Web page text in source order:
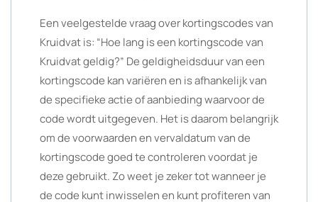
Een veelgestelde vraag over kortingscodes van
Kruidvat is: “Hoe lang is een kortingscode van
Kruidvat geldig?” De geldigheidsduur van een
kortingscode kan variëren en is afhankelijk van
de specifieke actie of aanbieding waarvoor de
code wordt uitgegeven. Het is daarom belangrijk
om de voorwaarden en vervaldatum van de
kortingscode goed te controleren voordat je
deze gebruikt. Zo weet je zeker tot wanneer je
de code kunt inwisselen en kunt profiteren van